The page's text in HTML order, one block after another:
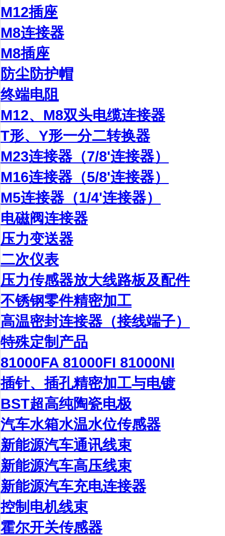
M12插座
M8连接器
M8插座
防尘防护帽
终端电阻
M12、M8双头电缆连接器
T形、Y形一分二转换器
M23连接器（7/8'连接器）
M16连接器（5/8'连接器）
M5连接器（1/4'连接器）
电磁阀连接器
压力变送器
二次仪表
压力传感器放大线路板及配件
不锈钢零件精密加工
高温密封连接器（接线端子）
特殊定制产品
81000FA 81000FI 81000NI
插针、插孔精密加工与电镀
BST超高纯陶瓷电极
汽车水箱水温水位传感器
新能源汽车通讯线束
新能源汽车高压线束
新能源汽车充电连接器
控制电机线束
霍尔开关传感器